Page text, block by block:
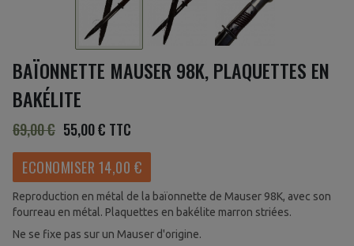
BAÏONNETTE MAUSER 98K, PLAQUETTES EN
BAKÉLITE
69,00 € 55,00 € TTC
ECONOMISER 14,00 €
Reproduction en métal de la baïonnette de Mauser 98K, avec son
fourreau en métal. Plaquettes en bakélite marron striées.
Ne se fixe pas sur un Mauser d'origine.